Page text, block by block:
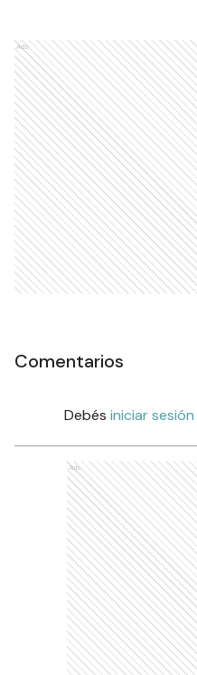
Ads
Comentarios
Debés iniciar sesión
Ads